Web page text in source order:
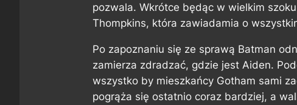
pozwala. Wkrótce będąc w wielkim
Thompkins, która zawiadamia o
Po zapoznaniu się ze sprawą Batman
zamierza zdradzać, gdzie jest Aiden.
wszystko by mieszkańcy Gotham sami
pogrąża się ostatnio coraz bardziej, a